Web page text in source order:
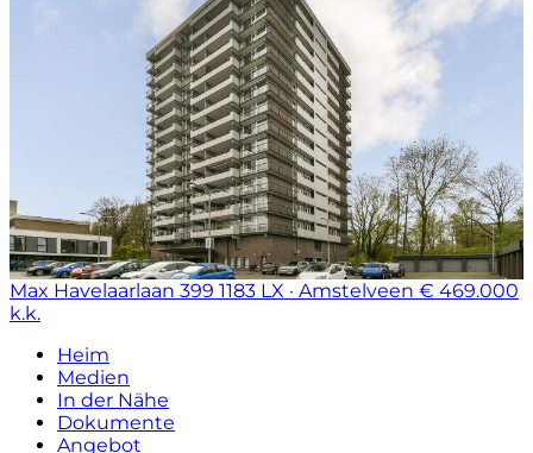
Max Havelaarlaan 399 1183 LX · Amstelveen € 469.000
k.k.
Heim
Medien
In der Nähe
Dokumente
Angebot